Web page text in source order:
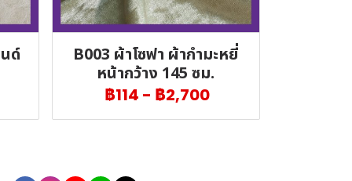
ด์
B003 ผ้าโซฟา ผ้ากำมะหยี่
หน้ากว้าง 145 ซม.
฿114 - ฿2,700